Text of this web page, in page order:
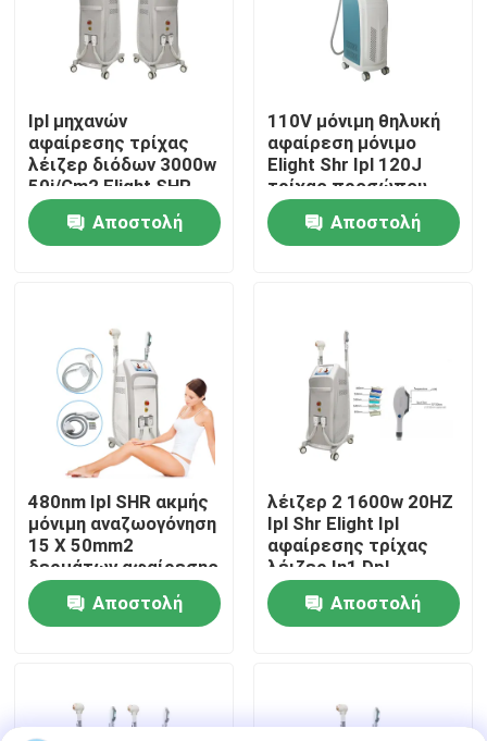
Σπίτι
Προϊόντα
Βίντεο
Περίπου εμείς
Γύρος εργοστασίων
Ποιοτικός έλεγχος
Μας ελάτε σε επαφή με
Ζητήστε ένα απόσπασμα
Ipl μηχανών
αφαίρεσης τρίχας
λέιζερ διόδων 3000w
50j/Cm2 Elight SHR
μόνιμο Remover
Αποστολή
110V μόνιμη θηλυκή
αφαίρεση μόνιμο
Elight Shr Ipl 120J
τρίχας προσώπου
Αποστολή
480nm Ipl SHR ακμής
μόνιμη αναζωογόνηση
15 Χ 50mm2
δερμάτων αφαίρεσης
τρίχας λέιζερ
διόδων Αποστολή
λέιζερ 2 1600w 20HZ
Ipl Shr Elight Ipl
αφαίρεσης τρίχας
λέιζερ In1 Dpl
εξοπλισμός
ομορφιάςΑποστολή